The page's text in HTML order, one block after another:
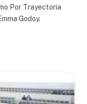
Por Trayectoria
Godoy.